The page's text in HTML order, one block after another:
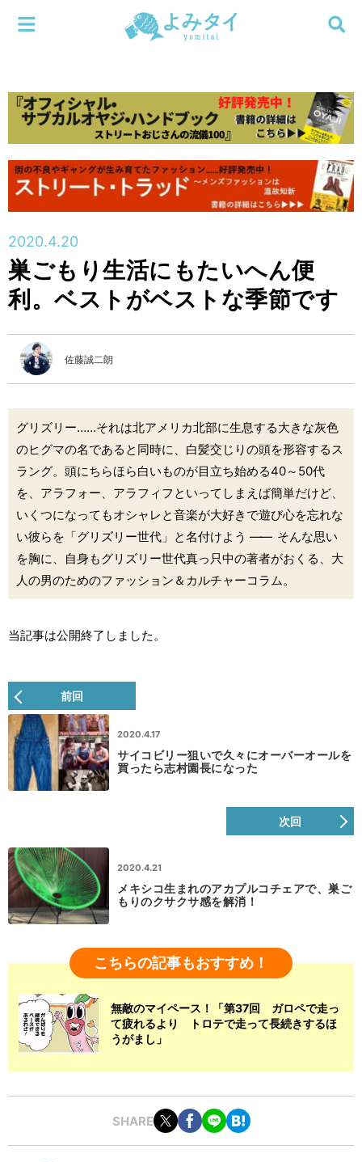
新着
連載
新刊
編集部
検索する
メニューを閉じる
2020.4.20
巣ごもり生活にもたいへん便
利。ベストがベストな季節です
佐藤誠二朗
グリズリー……それは北アメリカ北部に生息する大きな灰色
のヒグマの名であると同時に、白髪交じりの頭を形容するス
ラング。頭にちらほら白いものが目立ち始める40～50代
を、アラフォー、アラフィフといってしまえば簡単だけど、
いくつになってもオシャレと音楽が大好きで遊び心を忘れな
い彼らを「グリズリー世代」と名付けよう ―― そんな思い
を胸に、自身もグリズリー世代真っ只中の著者がおくる、大
人の男のためのファッション＆カルチャーコラム。
当記事は公開終了しました。
前回
2020.4.17
サイコビリー狙いで久々にオーバーオールを
買ったら志村園長になった
次回
2020.4.21
メキシコ生まれのアカプルコチェアで、巣ご
もりのクサクサ感を解消！
こちらの記事もおすすめ！
無敵のマイペース！「第37回 ガロペで走っ
て疲れるより トロテで走って長続きするほ
うがまし」
SHARE